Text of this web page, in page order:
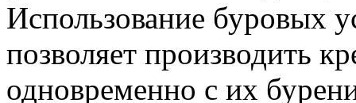
Использование буровых
позволяет производить
одновременно с их